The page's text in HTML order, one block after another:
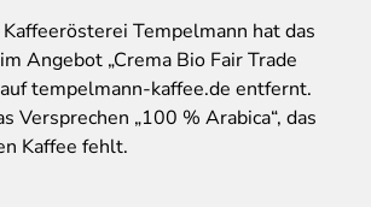
Tempelmann hat das
Angebot „Crema Bio Fair Trade
auf tempelmann-kaffee.de entfernt.
Versprechen „100 % Arabica“, das
Kaffee fehlt.